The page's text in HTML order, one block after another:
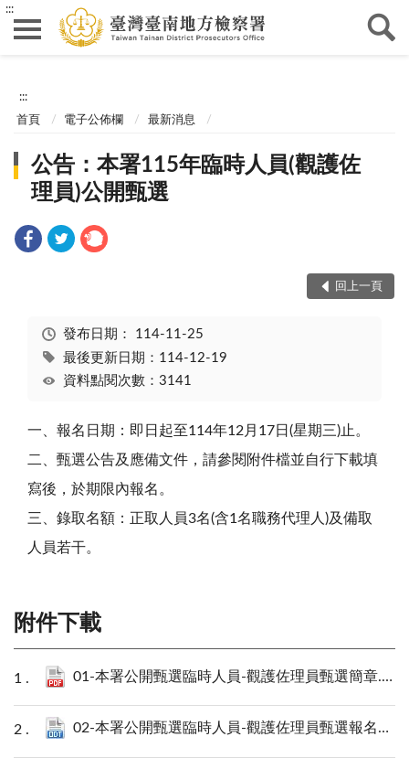
:::
:::
首頁 電子公佈欄 最新消息
公告：本署115年臨時人員(觀護佐
理員)公開甄選
回上一頁
發布日期： 114-11-25
最後更新日期：114-12-19
資料點閱次數：3141
一、報名日期：即日起至114年12月17日(星期三)止。
二、甄選公告及應備文件，請參閱附件檔並自行下載填
寫後，於期限內報名。
三、錄取名額：正取人員3名(含1名職務代理人)及備取
人員若干。
附件下載
01-本署公開甄選臨時人員-觀護佐理員甄選簡章.pdf
02-本署公開甄選臨時人員-觀護佐理員甄選報名表.odt